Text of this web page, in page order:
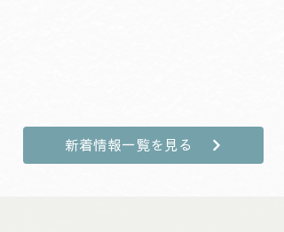
新着情報一覧を見る